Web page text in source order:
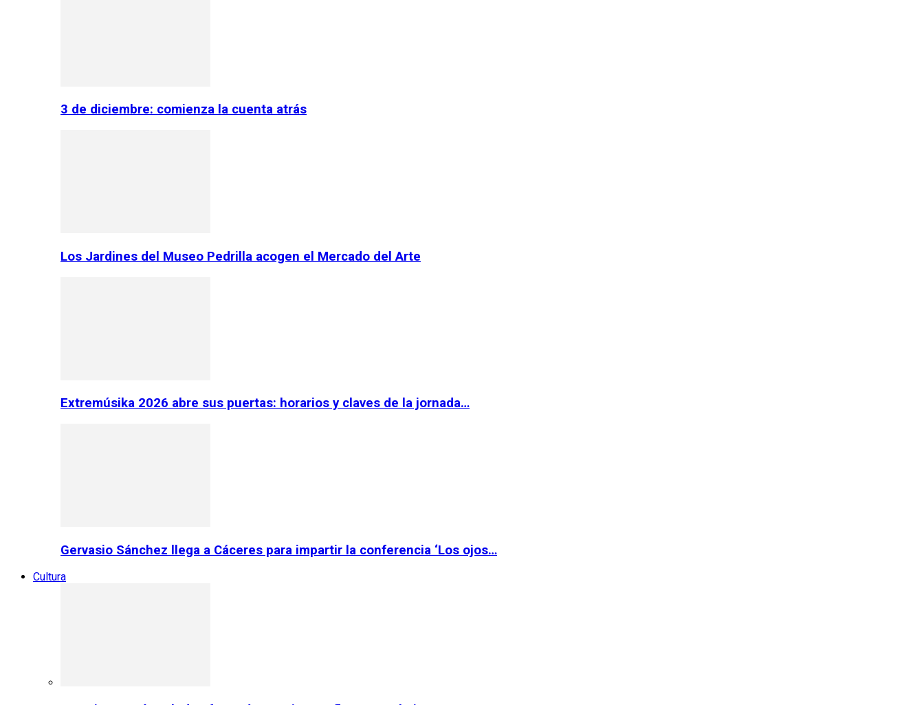
3 de diciembre: comienza la cuenta atrás
Los Jardines del Museo Pedrilla acogen el Mercado del Arte
Extremúsika 2026 abre sus puertas: horarios y claves de la jornada…
Gervasio Sánchez llega a Cáceres para impartir la conferencia ‘Los ojos…
Cultura